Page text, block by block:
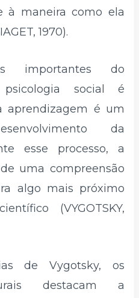
à maneira como ela
1970).
importantes do
social é
aprendizagem é um
da
esse processo, a
uma compreensão
algo mais próximo
(VYGOTSKY,
de Vygotsky, os
destacam a